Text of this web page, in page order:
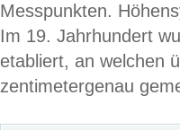
Messpunkten.
Im 19. Jahrhundert
etabliert, an welchen
zentimetergenau